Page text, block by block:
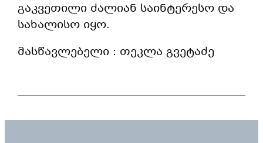
გაკვეთილი ძალიან საინტერესო და
სახალისო იყო.
მასწავლებელი : თეკლა გვეტაძე